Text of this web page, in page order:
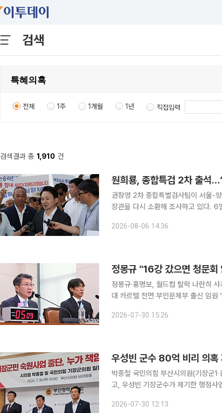
검색
전체 1주 1개월 1년 직접입력
검색결과 총 1,910 건
원희룡, 종합특검 2차 출석
권창영 2차 종합특별검사팀이 서울-
장관을 다시 소환해 조사하고 있다. 6일 법조계에 따르면 특검팀은 이날 오전 10시부터 원 전 장관
다. 원 전 장관은 이날 오전 종합특
2026-08-06 14:36
정몽규·홍명보, 월드컵 탈락 나란히
대 카르텔 전면 부인문체부 출신 임원 '축체부 카르텔'도 도
회는 열리지 않았을 것"이라고 말했다
2026-07-30 15:26
우성빈 군수 80억 비리 의혹
박종철 국민의힘 부산시의원(기장군
고, 우성빈 기장군수가 제기한 행정사업 특혜 의혹을
치 공세'로 규정한 국민의힘 시의원
2026-07-30 12:13